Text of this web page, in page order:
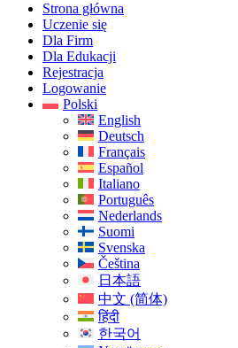
Strona główna
Uczenie się
Dla Firm
Dla Edukacji
Rejestracja
Logowanie
Polski
English
Deutsch
Français
Español
Italiano
Português
Nederlands
Suomi
Svenska
Čeština
日本語
中文 (简体)
हिंदी
한국어